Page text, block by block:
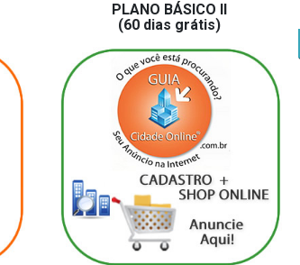
PLANO BÁSICO II
(60 dias grátis)